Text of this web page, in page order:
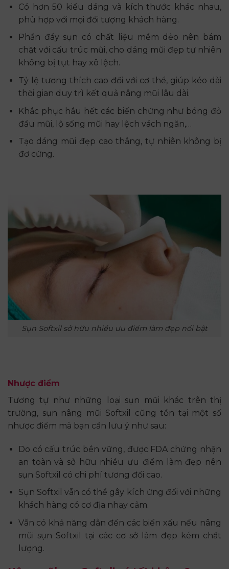
Có hơn 50 kiểu dáng và kích thước khác nhau,
phù hợp với mọi đối tượng khách hàng.
Phần đáy sụn có chất liệu mềm dẻo nên bám
chặt với cấu trúc mũi, cho dáng mũi đẹp tự nhiên
không bị tụt hay xô lệch.
Tỷ lệ tương thích cao đối với cơ thể, giúp kéo dài
thời gian duy trì kết quả nâng mũi lâu dài.
Khắc phục hầu hết các biến chứng như bóng đỏ
đầu mũi, lộ sống mũi hay lệch vách ngăn,…
Tạo dáng mũi đẹp cao thẳng, tự nhiên không bị
đơ cứng.
Sụn Softxil sở hữu nhiều ưu điểm làm đẹp nổi bật
Nhược điểm
Tương tự như những loại sụn mũi khác trên thị
trường, sụn nâng mũi Softxil cũng tồn tại một số
nhược điểm mà bạn cần lưu ý như sau:
Do có cấu trúc bền vững, được FDA chứng nhận
an toàn và sở hữu nhiều ưu điểm làm đẹp nên
sụn Softxil có chi phí tương đối cao.
Sụn Softxil vẫn có thể gây kích ứng đối với những
khách hàng có cơ địa nhạy cảm.
Vẫn có khả năng dẫn đến các biến xấu nếu nâng
mũi sụn Softxil tại các cơ sở làm đẹp kém chất
lượng.